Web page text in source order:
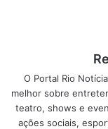
continue no
injusto e
com a finalidade
públicos.
O Portal Rio
melhor sobre
teatro, shows e
ações sociais,